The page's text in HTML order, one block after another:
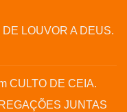
LOUVOR A DEUS.
CULTO DE CEIA.
JUNTAS